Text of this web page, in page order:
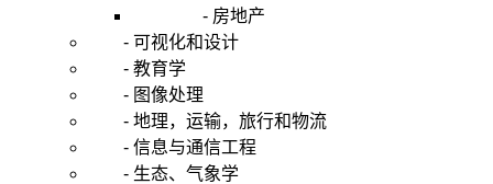
- 房地产
- 可视化和设计
- 教育学
- 图像处理
- 地理，运输，旅行和物流
- 信息与通信工程
- 生态、气象学